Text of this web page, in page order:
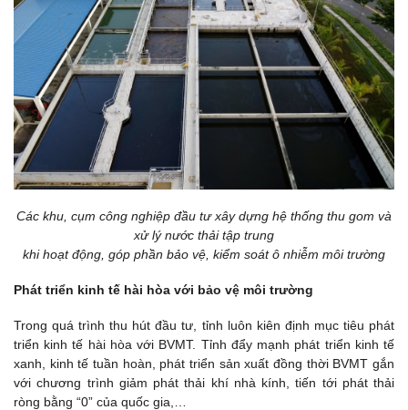
Các khu, cụm công nghiệp đầu tư xây dựng hệ thống thu gom và
xử lý nước thải tập trung
khi hoạt động, góp phần bảo vệ, kiểm soát ô nhiễm môi trường
Phát triển kinh tế hài hòa với bảo vệ môi trường
Trong quá trình thu hút đầu tư, tỉnh luôn kiên định mục tiêu phát
triển kinh tế hài hòa với BVMT. Tỉnh đẩy mạnh phát triển kinh tế
xanh, kinh tế tuần hoàn, phát triển sản xuất đồng thời BVMT gắn
với chương trình giảm phát thải khí nhà kính, tiến tới phát thải
ròng bằng “0” của quốc gia,…